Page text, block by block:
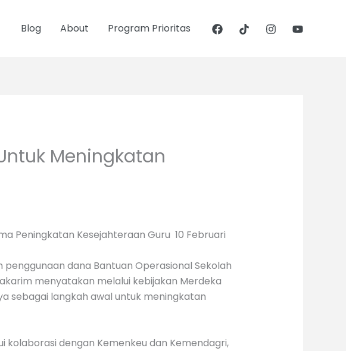
Blog About Program Prioritas
Meningkatan
Peningkatan Kesejahteraan Guru 10 Februari
dana Bantuan Operasional Sekolah
menyatakan melalui kebijakan Merdeka
sebagai langkah awal untuk meningkatan
kolaborasi dengan Kemenkeu dan Kemendagri,